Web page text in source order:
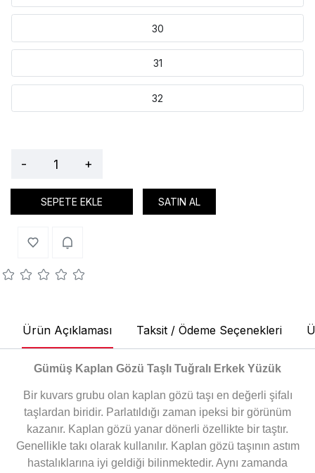
30
31
32
- +
SEPETE EKLE SATIN AL
Ürün Açıklaması Taksit / Ödeme Seçenekleri
Gümüş Kaplan Gözü Taşlı Tuğralı Erkek Yüzük
Bir kuvars grubu olan kaplan gözü taşı en değerli şifalı
taşlardan biridir. Parlatıldığı zaman ipeksi bir görünüm
kazanır. Kaplan gözü yanar dönerli özellikte bir taştır.
Genellikle takı olarak kullanılır. Kaplan gözü taşının astım
hastalıklarına iyi geldiği bilinmektedir. Aynı zamanda